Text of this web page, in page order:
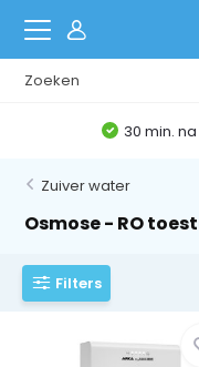
30 min.
Zuiver water
Osmose - RO
Filters